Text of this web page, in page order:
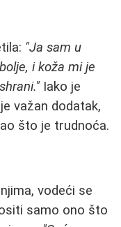
"Ja sam u
i koža mi je
Iako je
važan dodatak,
što je trudnoća.
vodeći se
samo ono što